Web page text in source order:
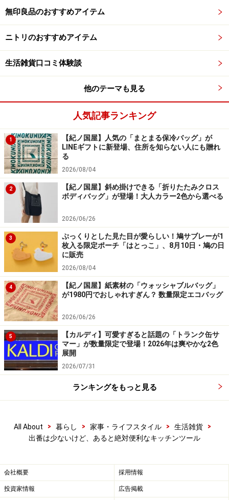
年に数回しか出番がなくても、これらの代わりになるも
のってないのでやはり持っていたいアイテムですね。
▼こちらはシリコン製のジョウゴ。収納場所を取りませ
んが、必ず手を添える必要があるので、両手が使えない
▼ジャム作りをする人にはマストアイテムのジャムロー
ト。
野田琺瑯 ジャムロート JR-15
▼ステンレスのジョウゴは色移り、におい移りの心配も
なくシンプルなデザインでキッチンにあがっていてもイ
ヤじゃないデザインです。瓶の口に乗せて使えるので、
重い容器を両手で持つことができて作業しやすいです
よ。
卓仕朗 ロート ステンレス製 ボトル オイル 漏斗 注ぎ
無印良品のおすすめアイテム
ニトリのおすすめアイテム
生活雑貨口コミ体験談
他のテーマも見る
人気記事ランキング
1
【紀ノ国屋】人気の「まとまる保冷バッグ」が
LINEギフトに新登場、住所を知らない人にも贈れ
る
2026/08/04
2
【紀ノ国屋】斜め掛けできる「折りたたみクロス
ボディバッグ」が登場！大人カラー2色から選べる
2026/06/26
3
ぷっくりとした見た目が愛らしい！鳩サブレーが1
枚入る限定ポーチ「はとっこ」、8月10日・鳩の日
に販売
2026/08/04
4
【紀ノ国屋】紙素材の「ウォッシャブルバッグ」
が1980円でおしゃれすぎん？ 数量限定エコバッグ
2026/06/26
5
【カルディ】可愛すぎると話題の「トランク缶サ
マー」が数量限定で登場！2026年は爽やかな2色
展開
2026/07/31
ランキングをもっと見る
All About > 暮らし > 家事・ライフスタイル > 生活雑貨
>
出番は少ないけど、あると絶対便利なキッチンツール
会社概要 採用情報
投資家情報 広告掲載